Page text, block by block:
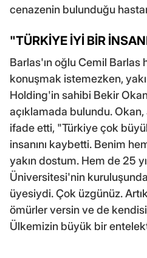
cenazenin bulunduğu
"TÜRKİYE İYİ BİR
Barlas'ın oğlu Cemil Barlas
konuşmak istemezken,
Holding'in sahibi Bekir
açıklamada bulundu. Okan,
ifade etti, "Türkiye çok
insanını kaybetti. Benim
yakın dostum. Hem de 25
Üniversitesi'nin
üyesiydi. Çok üzgünüz.
ömürler versin ve de
Ülkemizin büyük bir